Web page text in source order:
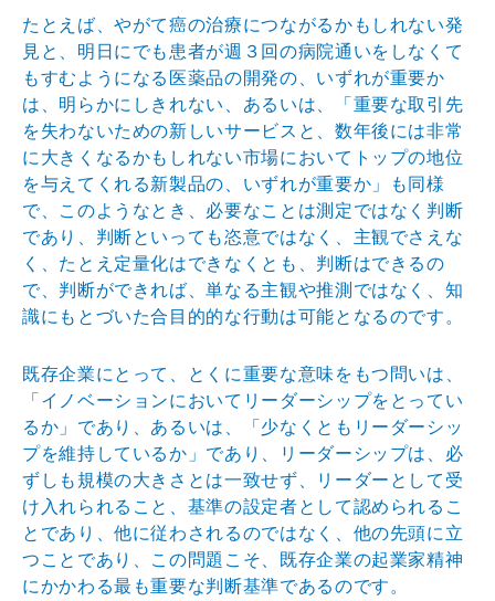
たとえば、やがて癌の治療につながるかもしれない発
見と
、明日にでも患者が週３回の病院通いをしなくて
もすむよ うになる医薬品の開発の、いずれが重要か
は、明らかにし きれない、あるいは、「重要な取引先
を失わないための新 しいサービスと、数年後には非常
に大きくなるかもしれない市場においてトップの地位
を与えてくれる新製品の、いずれが重要か」も同様
で、このようなとき、必要なことは測定ではなく判断
であり、判断といっても恣意ではなく、 主観でさえな
く、たとえ定量化はできなくとも、判断はできるの
で、判断ができれば、単なる主観や推測ではなく、 知
識にもとづいた合目的的な行動は可能となるのです。
既存企業にとって、とくに重要な意味をもつ問いは、
「イ ノベーションにおいてリーダーシップをとってい
るか」であり、あるいは、「少なくともリーダーシッ
プを維持して いるか」であり、リーダーシップは、必
ずしも規模の大き さとは一致せず、リーダーとして受
け入れられること、基準の設定者として認められるこ
とであり、他に従わされるのではなく、他の先頭に立
つことであり、この問題こそ、
既存企業の起業家精神
にかかわる最も重要な判断基準であるのです。